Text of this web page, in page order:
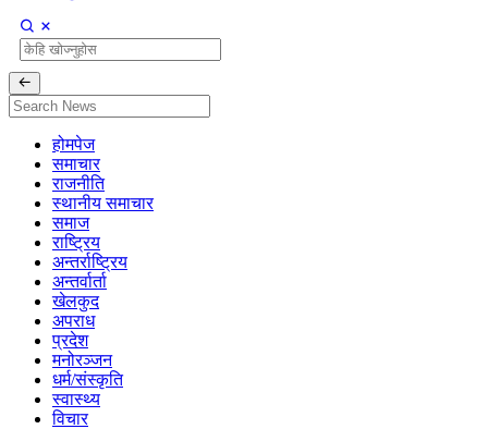
होमपेज
समाचार
राजनीति
स्थानीय समाचार
समाज
राष्ट्रिय
अन्तर्राष्ट्रिय
अन्तर्वार्ता
खेलकुद
अपराध
प्रदेश
मनोरञ्जन
धर्म/संस्कृति
स्वास्थ्य
विचार